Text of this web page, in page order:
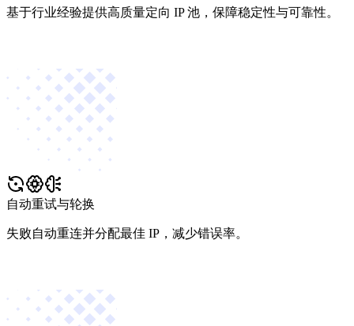
基于行业经验提供高质量定向 IP 池，保障稳定性与可靠性。
自动重试与轮换
失败自动重连并分配最佳 IP，减少错误率。